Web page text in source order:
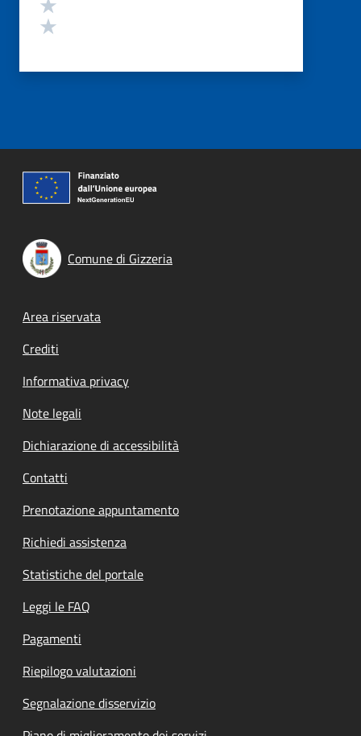
Comune di Gizzeria
Footer menu
Area riservata
Crediti
Informativa privacy
Note legali
Dichiarazione di accessibilità
Contatti
Prenotazione appuntamento
Richiedi assistenza
Statistiche del portale
Leggi le FAQ
Pagamenti
Riepilogo valutazioni
Segnalazione disservizio